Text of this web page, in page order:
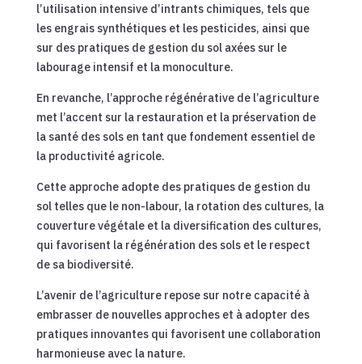
l’utilisation intensive d’intrants chimiques, tels que
les engrais synthétiques et les pesticides, ainsi que
sur des pratiques de gestion du sol axées sur le
labourage intensif et la monoculture.
En revanche, l’approche régénérative de l’agriculture
met l’accent sur la restauration et la préservation de
la santé des sols en tant que fondement essentiel de
la productivité agricole.
Cette approche adopte des pratiques de gestion du
sol telles que le non-labour, la rotation des cultures, la
couverture végétale et la diversification des cultures,
qui favorisent la régénération des sols et le respect
de sa biodiversité.
L’avenir de l’agriculture repose sur notre capacité à
embrasser de nouvelles approches et à adopter des
pratiques innovantes qui favorisent une collaboration
harmonieuse avec la nature.